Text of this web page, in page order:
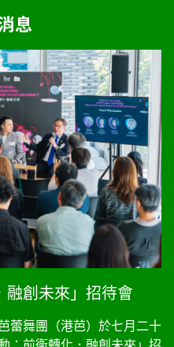
息
融創未來」招待會
蕾舞團（港芭）於七月二十